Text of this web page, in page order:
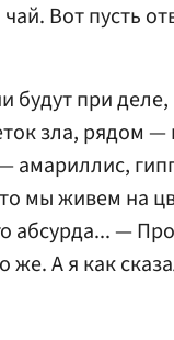
Вот пусть
будут при
зла, рядом
амариллис,
мы живем на
абсурда... —
же. А я как